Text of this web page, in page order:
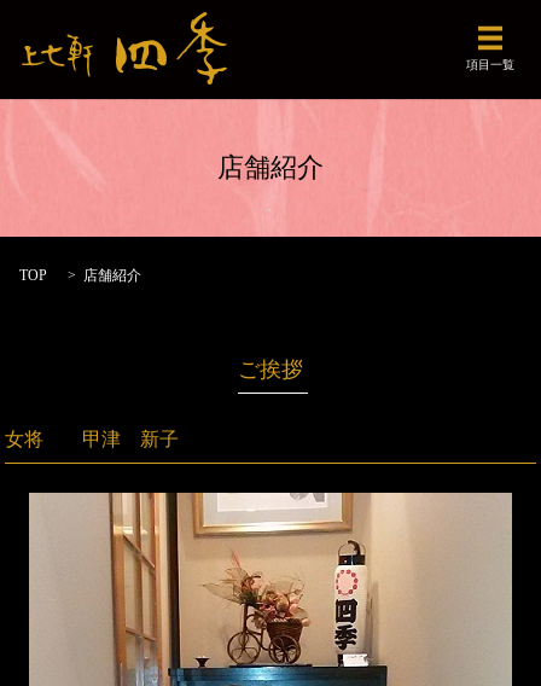
メニュ
項目一覧
店舗紹介
TOP 店舗紹介
ご挨拶
女将 甲津 新子